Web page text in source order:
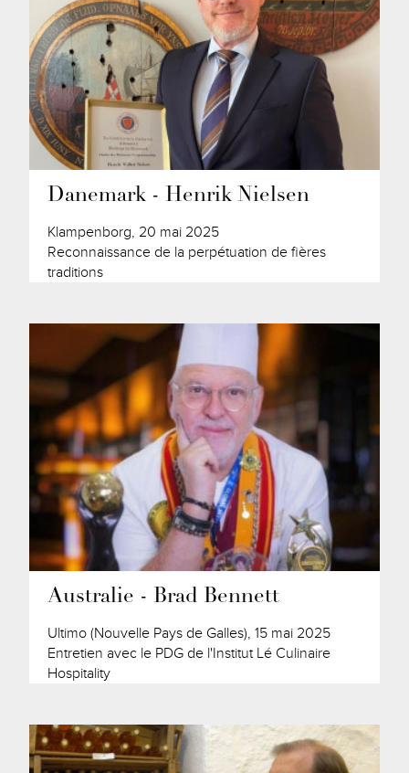
Danemark - Henrik Nielsen
Klampenborg, 20 mai 2025
Reconnaissance de la perpétuation de fières
traditions
Australie - Brad Bennett
Ultimo (Nouvelle Pays de Galles), 15 mai 2025
Entretien avec le PDG de l'Institut Lé Culinaire
Hospitality